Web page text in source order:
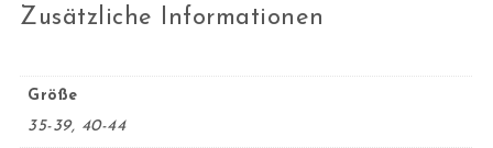
Zusätzliche Informationen
Größe
35-39, 40-44